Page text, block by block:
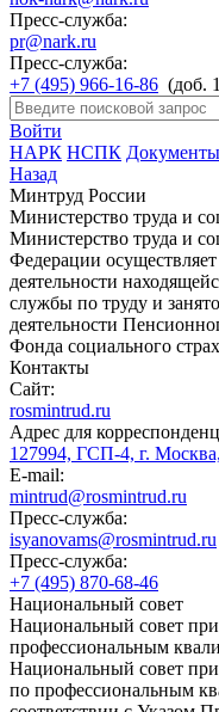
Пресс-служба:
pr@nark.ru
Пресс-служба:
+7 (495) 966-16-86 (доб.
Войти
НАРК НСПК Документы
Назад
Минтруд России
Министерство труда и
Министерство труда и
Федерации
деятельности
службы по труду и
деятельности
Фонда социального
Контакты
Сайт:
rosmintrud.ru
Адрес для
127994, ГСП-4, г.
E-mail:
mintrud@rosmintrud.ru
Пресс-служба:
isyanovams@rosmintrud.ru
Пресс-служба:
+7 (495) 870-68-46
Национальный совет
Национальный совет
профессиональным
Национальный совет
по профессиональным